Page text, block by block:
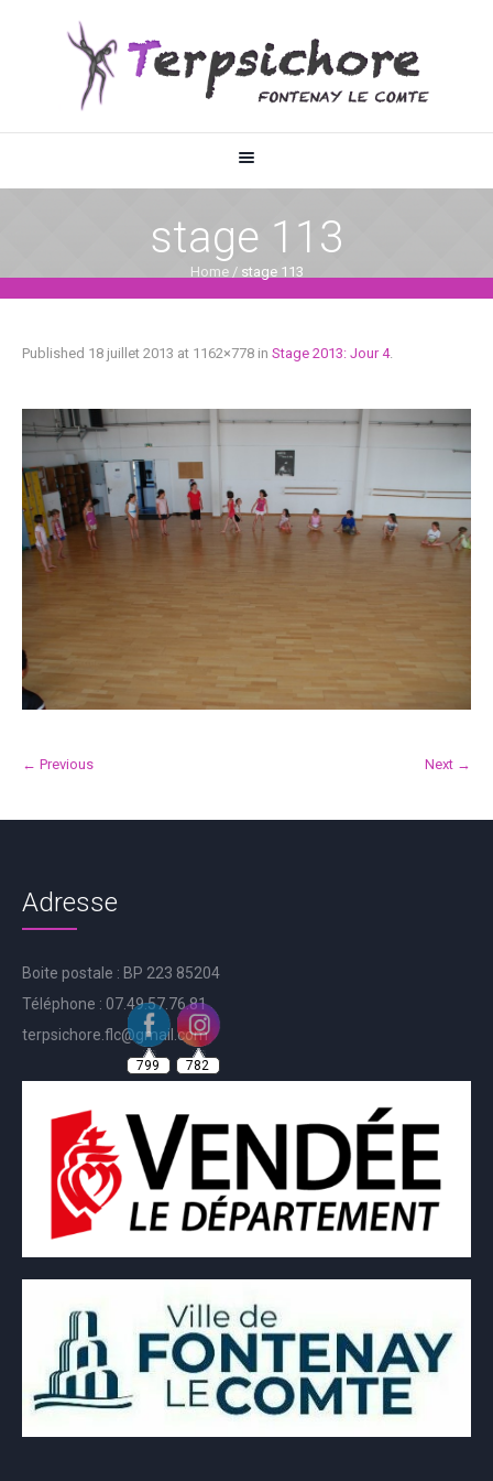
stage 113
Home / stage 113
Published 18 juillet 2013 at 1162×778 in Stage 2013: Jour 4.
← Previous Next →
Adresse
Boite postale : BP 223 85204
Téléphone : 07.49.57.76.81
terpsichore.flc@gmail.com
799 782